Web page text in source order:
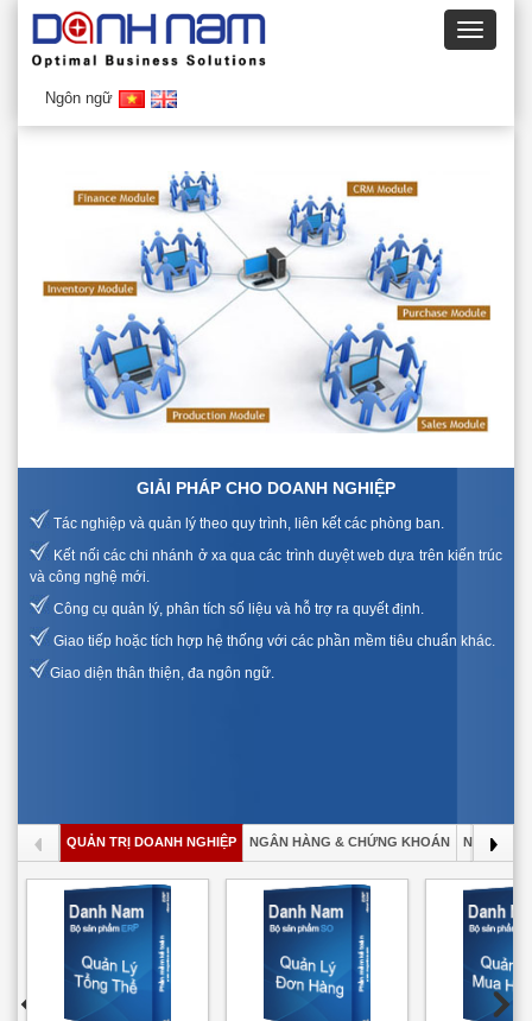
Ngôn ngữ
GIẢI PHÁP CHO DOANH NGHIỆP
Tác nghiệp và quản lý theo quy trình, liên kết các phòng ban.
Kết nối các chi nhánh ở xa qua các trình duyệt web dựa trên kiến trúc
và công nghệ mới.
Công cụ quản lý, phân tích số liệu và hỗ trợ ra quyết định.
Giao tiếp hoặc tích hợp hệ thống với các phần mềm tiêu chuẩn khác.
Giao diện thân thiện, đa ngôn ngữ.
QUẢN TRỊ DOANH NGHIỆP NGÂN HÀNG & CHỨNG KHOÁN NGHIÊN